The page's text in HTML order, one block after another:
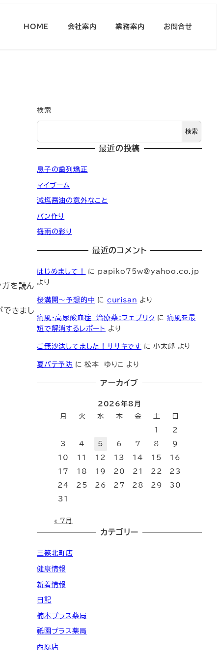
HOME 会社案内 業務案内 お問合せ
ガを読ん
できまし
検索
検索
最近の投稿
息子の歯列矯正
マイブーム
減塩醤油の意外なこと
パン作り
梅雨の彩り
最近のコメント
はじめまして！ に papiko75w@yahoo.co.jp
より
桜満開～予想的中 に curisan より
痛風・高尿酸血症 治療薬：フェブリク に 痛風を最
短で解消するレポート より
ご無沙汰してました！ササキです に小太郎 より
夏バテ予防 に松本 ゆりこ より
アーカイブ
2026年8月
月
火 水 木 金 土
日
1
2
3
4 5 6 7 8
9
10
11 12 13 14 15
16
17
18 19 20 21 22
23
24
25 26 27 28 29
30
31
« 7月
カテゴリー
三篠北町店
健康情報
新着情報
日記
楠木プラス薬局
祇園プラス薬局
西原店